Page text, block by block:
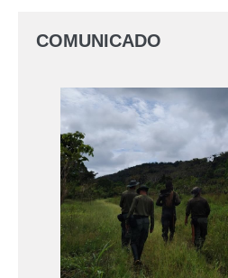
COMUNICADO